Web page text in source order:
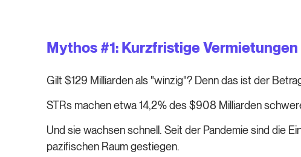
Mythos #1: Kurzfristige
Gilt $129 Milliarden als "winzig"? Denn das ist der
STRs machen etwa 14,2% des $908 Milliarden
Und sie wachsen schnell. Seit der Pandemie sind die
pazifischen Raum gestiegen.